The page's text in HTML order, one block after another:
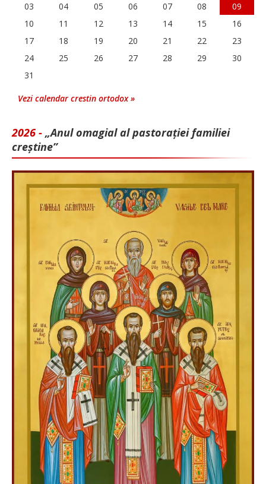
03
04 05 06 07 08
09
10
11 12 13 14 15
16
17
18 19 20 21 22
23
24
25 26 27 28 29
30
31
Vezi calendar crestin ortodox »
2026 - „Anul omagial al pastorației familiei
creștine”